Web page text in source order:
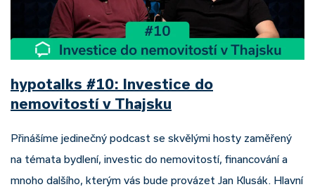
hypotalks #10: Investice do
nemovitostí v Thajsku
Přinášíme jedinečný podcast se skvělými hosty zaměřený
na témata bydlení, investic do nemovitostí, financování a
mnoho dalšího, kterým vás bude provázet Jan Klusák. Hlavní